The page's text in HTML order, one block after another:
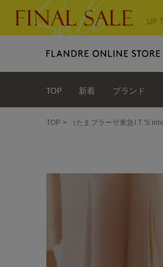
TOP 新着 ブランド
TOP （たまプラーザ東急